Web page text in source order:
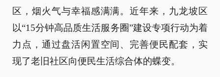
区，烟火气与幸福感满满。近年来，九龙坡区
以“15分钟高品质生活服务圈”建设专项行动为着
力点，通过盘活闲置空间、完善便民配套，实
现了老旧社区向便民生活综合体的蝶变。